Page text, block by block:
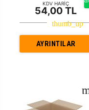
KDV HARİÇ
54,00 TL
AYRINTILAR